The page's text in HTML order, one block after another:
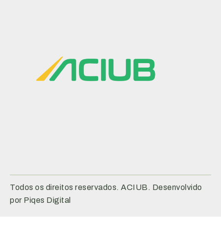
Todos os direitos reservados. ACIUB. Desenvolvido
por Piqes Digital